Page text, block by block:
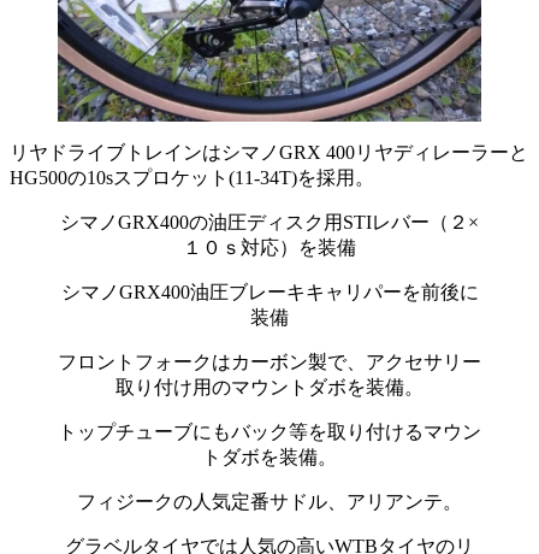
リヤドライブトレインはシマノGRX 400リヤディレーラーと
HG500の10sスプロケット(11-34T)を採用。
シマノGRX400の油圧ディスク用STIレバー（２×
１０ｓ対応）を装備
シマノGRX400油圧ブレーキキャリパーを前後に
装備
フロントフォークはカーボン製で、アクセサリー
取り付け用のマウントダボを装備。
トップチューブにもバック等を取り付けるマウン
トダボを装備。
フィジークの人気定番サドル、アリアンテ。
グラベルタイヤでは人気の高いWTBタイヤのリ